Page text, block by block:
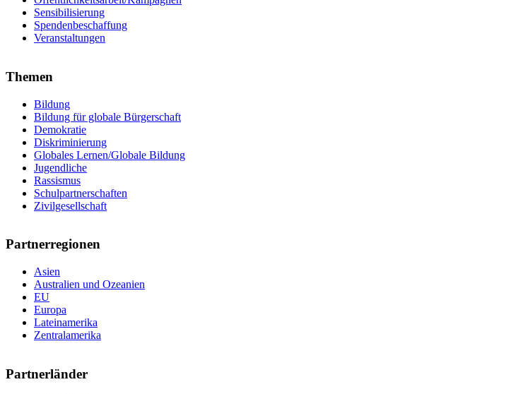
Sensibilisierung
Spendenbeschaffung
Veranstaltungen
Themen
Bildung
Bildung für globale Bürgerschaft
Demokratie
Diskriminierung
Globales Lernen/Globale Bildung
Jugendliche
Rassismus
Schulpartnerschaften
Zivilgesellschaft
Partnerregionen
Asien
Australien und Ozeanien
EU
Europa
Lateinamerika
Zentralamerika
Partnerländer